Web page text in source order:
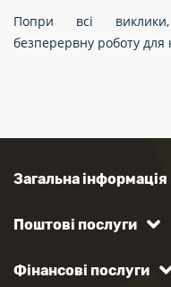
Попри всі виклики,
безперервну роботу для
Загальна інформація
Поштові послуги
Фінансові послуги